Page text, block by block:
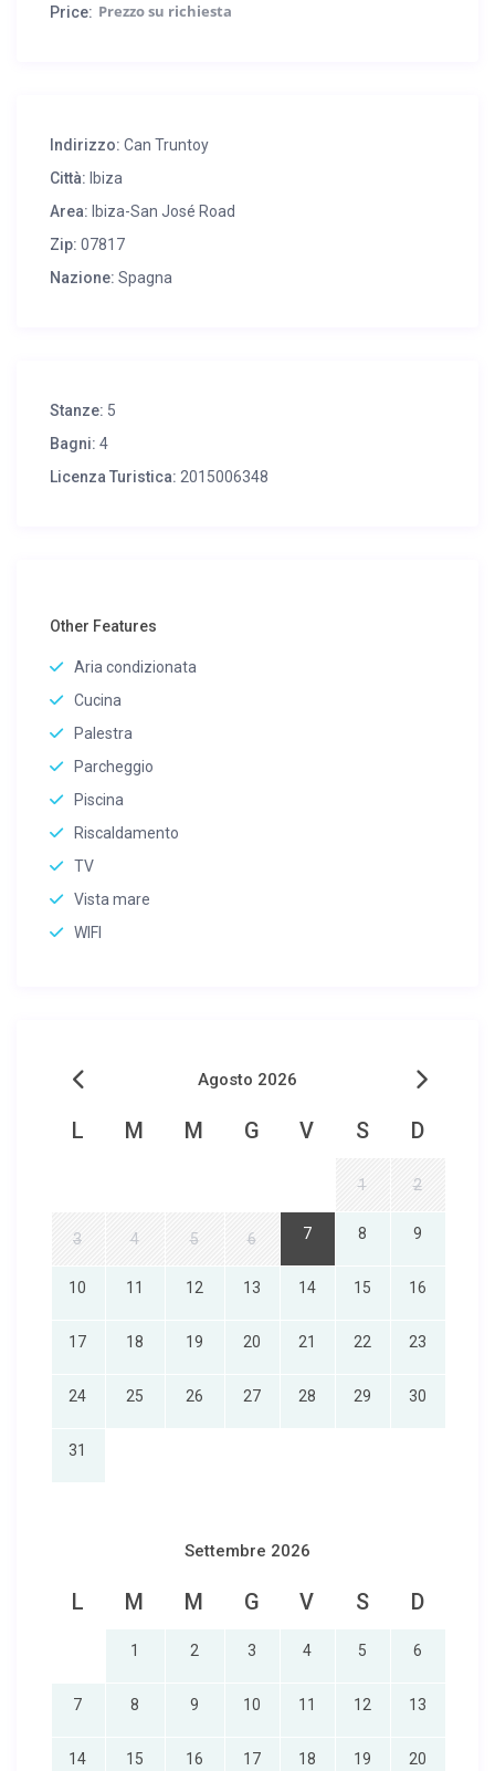
Price:
Indirizzo: Can Truntoy
Città: Ibiza
Area: Ibiza-San José Road
Zip: 07817
Nazione: Spagna
Stanze: 5
Bagni: 4
Licenza Turistica: 2015006348
Other Features
Aria condizionata
Cucina
Palestra
Parcheggio
Piscina
Riscaldamento
TV
Vista mare
WIFI
Agosto 2026
L M M G V S D
1 2
3 4 5 6 7 8 9
10 11 12 13 14 15 16
17 18 19 20 21 22 23
24 25 26 27 28 29 30
31
Settembre 2026
L M M G V S D
1 2 3 4 5 6
7 8 9 10 11 12 13
14 15 16 17 18 19 20